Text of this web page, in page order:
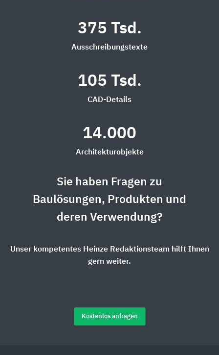
375 Tsd.
Ausschreibungstexte
105 Tsd.
CAD-Details
14.000
Architekturobjekte
Sie haben Fragen zu
Baulösungen, Produkten und
deren Verwendung?
Unser kompetentes Heinze Redaktionsteam hilft Ihnen
gern weiter.
Kostenlos anfragen